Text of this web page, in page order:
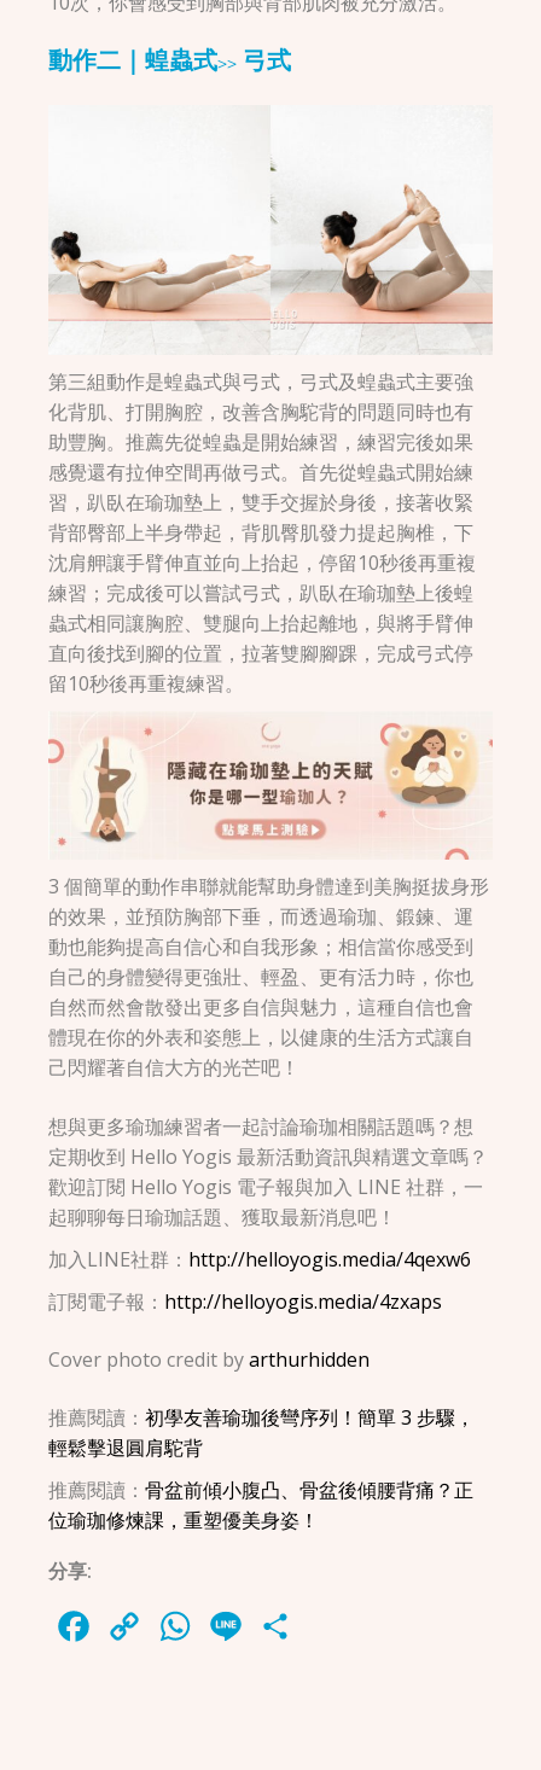
動作二｜蝗蟲式>> 弓式
第三組動作是蝗蟲式與弓式，弓式及蝗蟲式主要強
化背肌、打開胸腔，改善含胸駝背的問題同時也有
助豐胸。推薦先從蝗蟲是開始練習，練習完後如果
感覺還有拉伸空間再做弓式。首先從蝗蟲式開始練
習，趴臥在瑜珈墊上，雙手交握於身後，接著收緊
背部臀部上半身帶起，背肌臀肌發力提起胸椎，下
沈肩舺讓手臂伸直並向上抬起，停留10秒後再重複
練習；完成後可以嘗試弓式，趴臥在瑜珈墊上後蝗
蟲式相同讓胸腔、雙腿向上抬起離地，與將手臂伸
直向後找到腳的位置，拉著雙腳腳踝，完成弓式停
留10秒後再重複練習。
3 個簡單的動作串聯就能幫助身體達到美胸挺拔身形
的效果，並預防胸部下垂，而透過瑜珈、鍛鍊、運
動也能夠提高自信心和自我形象；相信當你感受到
自己的身體變得更強壯、輕盈、更有活力時，你也
自然而然會散發出更多自信與魅力，這種自信也會
體現在你的外表和姿態上，以健康的生活方式讓自
己閃耀著自信大方的光芒吧！
想與更多瑜珈練習者一起討論瑜珈相關話題嗎？想
定期收到 Hello Yogis 最新活動資訊與精選文章嗎？
歡迎訂閱 Hello Yogis 電子報與加入 LINE 社群，一
起聊聊每日瑜珈話題、獲取最新消息吧！
加入LINE社群： http://helloyogis.media/4qexw6
訂閱電子報： http://helloyogis.media/4zxaps
Cover photo credit byarthurhidden
推薦閱讀：初學友善瑜珈後彎序列！簡單 3 步驟，
輕鬆擊退圓肩駝背
推薦閱讀：骨盆前傾小腹凸、骨盆後傾腰背痛？正
位瑜珈修煉課，重塑優美身姿！
分享:
Facebook
Copy
WhatsApp
Line